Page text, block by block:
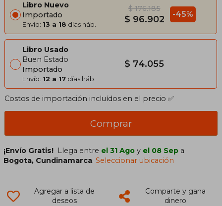
Libro Nuevo
Importado
Envío: 13 a 18 días háb.
$ 176.185
$ 96.902 -45%
Libro Usado
Buen Estado
Importado
Envío: 12 a 17 días háb.
$ 74.055
Costos de importación incluídos en el precio ✅
Comprar
¡Envío Gratis! Llega entre el 31 Ago y el 08 Sep a
Bogota, Cundinamarca.Seleccionar ubicación
Agregar a lista de
deseos
Comparte y gana
dinero